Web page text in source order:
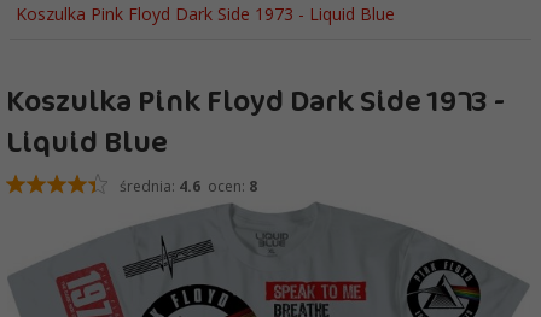
Koszulka Pink Floyd Dark Side 1973 - Liquid Blue
Koszulka Pink Floyd Dark Side 1973 -
Liquid Blue
średnia: 4.6 ocen: 8